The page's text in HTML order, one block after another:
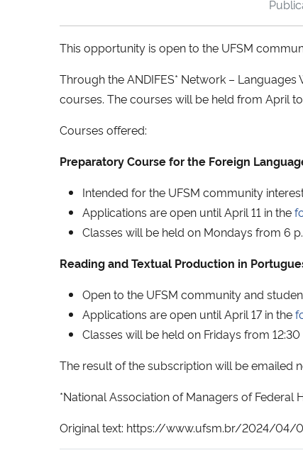
This opportunity is open to the UFSM
Through the ANDIFES* Network –
courses. The courses will be held from April
Courses offered:
Preparatory Course for the Foreign
Intended for the UFSM community
Applications are open until April 11 in the
Classes will be held on Mondays from 6
Reading and Textual Production in
Open to the UFSM community and
Applications are open until April 17 in the
Classes will be held on Fridays from
The result of the subscription will be emailed
*National Association of Managers of Federal
Original text: https://www.ufsm.br/2024/